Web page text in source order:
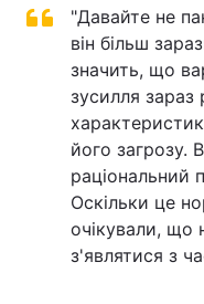
"Давайте не
він більш
значить, що
зусилля зараз
його загрозу.
раціональний
Оскільки це
очікували, що
з'являтися з